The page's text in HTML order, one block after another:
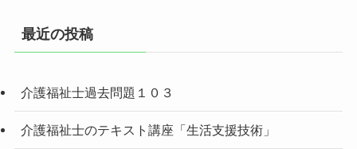
最近の投稿
介護福祉士過去問題１０３
介護福祉士のテキスト講座「生活支援技術」